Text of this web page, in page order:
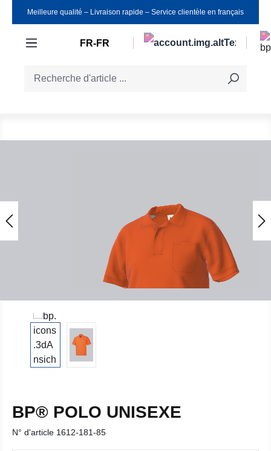
Passer au contenu principal
Meilleure qualité ‒ Livraison rapide ‒ Service clientèle en français
FR-FR
BP® POLO UNISEXE
N° d'article 1612-181-85